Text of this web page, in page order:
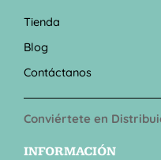
Tienda
Blog
Contáctanos
Conviértete en
INFORMACIÓN